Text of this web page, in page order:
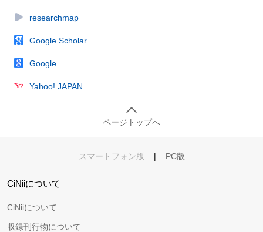
researchmap
Google Scholar
Google
Yahoo! JAPAN
ページトップへ
スマートフォン版 | PC版
CiNiiについて
CiNiiについて
収録刊行物について